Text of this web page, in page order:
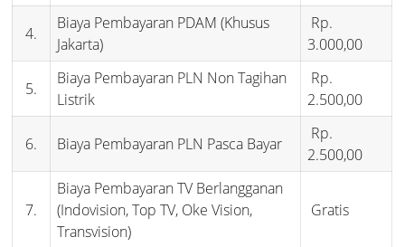
4.
Biaya Pembayaran PDAM (Khusus
Jakarta)
Rp.
3.000,00
5.
Biaya Pembayaran PLN Non Tagihan
Listrik
Rp.
2.500,00
6. Biaya Pembayaran PLN Pasca Bayar
Rp.
2.500,00
7.
Biaya Pembayaran TV Berlangganan
(Indovision, Top TV, Oke Vision,
Transvision)
Gratis